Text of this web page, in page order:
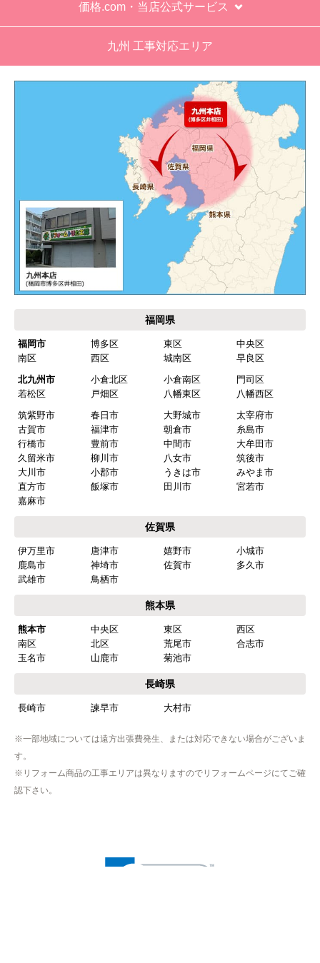
価格.com・当店公式サービス
九州 工事対応エリア
福岡県
福岡市 博多区 東区
中央区
南区
西区 城南区
早良区
北九州市
小倉北区 小倉南区
門司区
若松区
戸畑区 八幡東区
八幡西区
筑紫野市
春日市 大野城市
太宰府市
古賀市
福津市 朝倉市
糸島市
行橋市
豊前市 中間市
大牟田市
久留米市
柳川市 八女市
筑後市
大川市
小郡市 うきは市
みやま市
直方市
飯塚市 田川市
宮若市
嘉麻市
佐賀県
伊万里市 唐津市 嬉野市
小城市
鹿島市
神埼市 佐賀市
多久市
武雄市
鳥栖市
熊本県
熊本市 中央区 東区
西区
南区
北区 荒尾市
合志市
玉名市
山鹿市 菊池市
長崎県
長崎市 諫早市 大村市
※一部地域については遠方出張費発生、または対応できない場合がございま
す。
※リフォーム商品の工事エリアは異なりますのでリフォームページにてご確
認下さい。